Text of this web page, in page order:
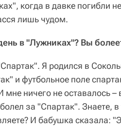
когда в давке погибли
лишь чудом.
в "Лужниках"? Вы
Я родился в
и футбольное поле
ничего не оставалось –
за "Спартак". Знаете, в
И бабушка сказала: